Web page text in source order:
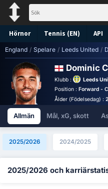
Hörnor Tennis (EN) API
England / Spelare / Leeds United /
Dominic
Klubb : Leeds
Position : Forward -
Ålder (Födelsedag) :
Allmän Mål, xG, skott
2025/2026 2024/2025
2025/2026 och